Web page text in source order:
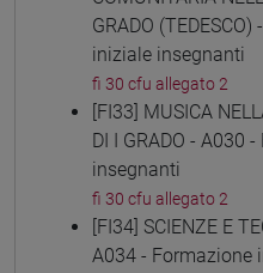
GRADO
iniziale insegnanti
fi 30 cfu allegato 2
[FI33] MUSICA
DI I GRADO - A030
insegnanti
fi 30 cfu allegato 2
[FI34] SCIENZE E
A034 - Formazione